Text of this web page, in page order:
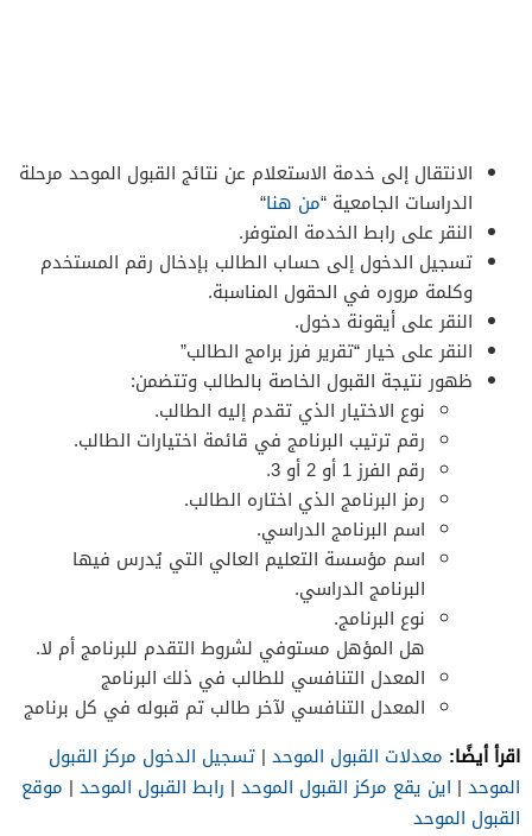
الانتقال إلى خدمة الاستعلام عن نتائج القبول الموحد مرحلة
الدراسات الجامعية “من هنا“
النقر على رابط الخدمة المتوفر.
تسجيل الدخول إلى حساب الطالب بإدخال رقم المستخدم
وكلمة مروره في الحقول المناسبة.
النقر على أيقونة دخول.
النقر على خيار “تقرير فرز برامج الطالب”
ظهور نتيجة القبول الخاصة بالطالب وتتضمن:
نوع الاختيار الذي تقدم إليه الطالب.
رقم ترتيب البرنامج في قائمة اختيارات الطالب.
رقم الفرز 1 أو 2 أو 3.
رمز البرنامج الذي اختاره الطالب.
اسم البرنامج الدراسي.
اسم مؤسسة التعليم العالي التي يُدرس فيها
البرنامج الدراسي.
نوع البرنامج.
هل المؤهل مستوفي لشروط التقدم للبرنامج أم لا.
المعدل التنافسي للطالب في ذلك البرنامج
المعدل التنافسي لآخر طالب تم قبوله في كل برنامج
اقرأ أيضًا: معدلات القبول الموحد | تسجيل الدخول مركز القبول
الموحد | اين يقع مركز القبول الموحد | رابط القبول الموحد | موقع
القبول الموحد